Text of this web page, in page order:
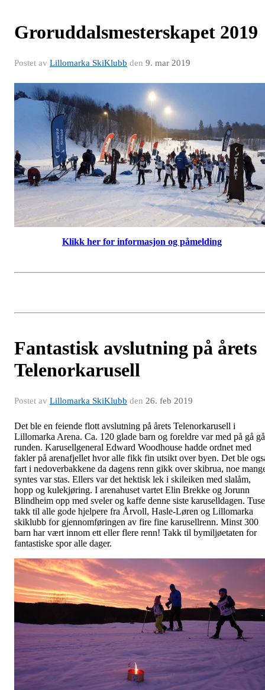
Groruddalsmesterskapet 2019
Postet av Lillomarka SkiKlubb den 9. mar 2019
Klikk her for informasjon og påmelding
Fantastisk avslutning på årets
Telenorkarusell
Postet av Lillomarka SkiKlubb den 26. feb 2019
Det ble en feiende flott avslutning på årets Telenorkarusell i
Lillomarka Arena. Ca. 120 glade barn og foreldre var med på gå gå
runden. Karusellgeneral Edward Woodhouse hadde ordnet med
fakler på arenafjellet hvor alle fikk fin utsikt over byen. Det ble
fart i nedoverbakkene da dagens renn gikk over skibrua, noe
syntes var stas. Ellers var det hektisk lek i skileiken med slalåm,
hopp og kulekjøring. I arenahuset vartet Elin Brekke og Jorunn
Blindheim opp med sveler og kaffe denne siste karuselldagen.
takk til alle gode hjelpere fra Årvoll, Hasle-Løren og Lillomarka
skiklubb for gjennomføringen av fire fine karusellrenn. Minst 300
barn har vært innom ett eller flere renn! Takk til bymiljøetaten for
fantastiske spor alle dager.